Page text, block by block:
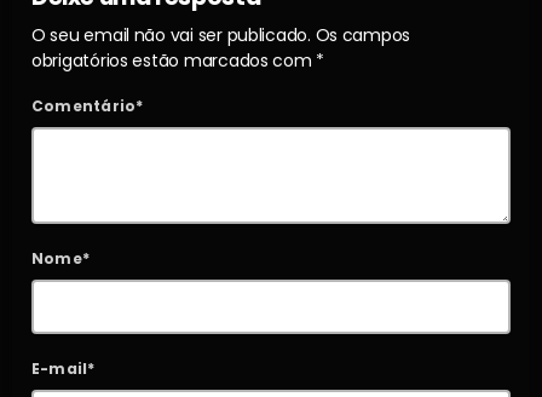
O seu email não vai ser publicado. Os campos
obrigatórios estão marcados com *
Comentário*
Nome*
E-mail*